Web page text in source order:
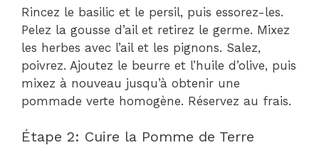
Rincez le basilic et le persil, puis essorez-les.
Pelez la gousse d’ail et retirez le germe. Mixez
les herbes avec l’ail et les pignons. Salez,
poivrez. Ajoutez le beurre et l’huile d’olive, puis
mixez à nouveau jusqu’à obtenir une
pommade verte homogène. Réservez au frais.
Étape 2: Cuire la Pomme de Terre